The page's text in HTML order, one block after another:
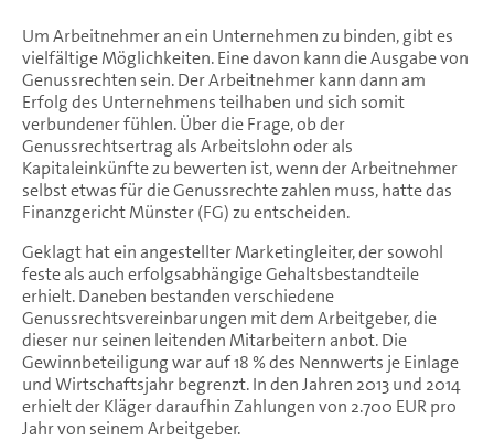
Um Arbeitnehmer an ein Unternehmen zu binden, gibt es
vielfältige Möglichkeiten. Eine davon kann die Ausgabe von
Genussrechten sein. Der Arbeitnehmer kann dann am
Erfolg des Unternehmens teilhaben und sich somit
verbundener fühlen. Über die Frage, ob der
Genussrechtsertrag als Arbeitslohn oder als
Kapitaleinkünfte zu bewerten ist, wenn der Arbeitnehmer
selbst etwas für die Genussrechte zahlen muss, hatte das
Finanzgericht Münster (FG) zu entscheiden.
Geklagt hat ein angestellter Marketingleiter, der sowohl
feste als auch erfolgsabhängige Gehaltsbestandteile
erhielt. Daneben bestanden verschiedene
Genussrechtsvereinbarungen mit dem Arbeitgeber, die
dieser nur seinen leitenden Mitarbeitern anbot. Die
Gewinnbeteiligung war auf 18 % des Nennwerts je Einlage
und Wirtschaftsjahr begrenzt. In den Jahren 2013 und 2014
erhielt der Kläger daraufhin Zahlungen von 2.700 EUR pro
Jahr von seinem Arbeitgeber.